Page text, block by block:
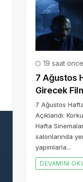
19 saat önce
7 Ağustos
Girecek
7 Ağustos
Açıklandı:
Hafta
salonlarında
yapımlarla...
DEVAMINI